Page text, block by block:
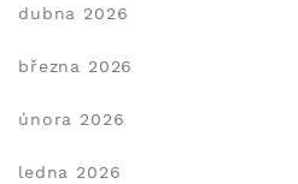
dubna 2026
března 2026
února 2026
ledna 2026